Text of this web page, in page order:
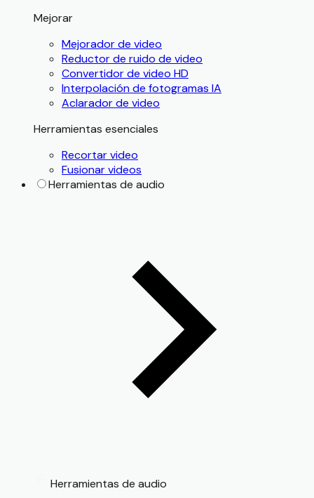
Mejorar
Mejorador de video
Reductor de ruido de video
Convertidor de video HD
Interpolación de fotogramas IA
Aclarador de video
Herramientas esenciales
Recortar video
Fusionar videos
Herramientas de audio
Herramientas de audio